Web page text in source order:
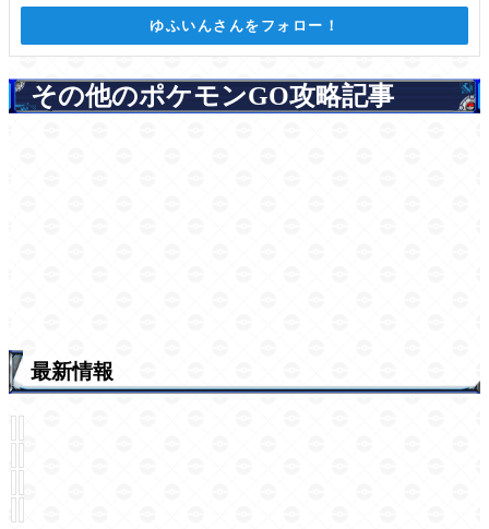
ゆふいんさんをフォロー！
その他のポケモンGO攻略記事
最新情報